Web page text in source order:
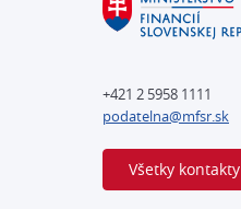
+421 2 5958 1111
podatelna@mfsr.sk
Všetky kontakty